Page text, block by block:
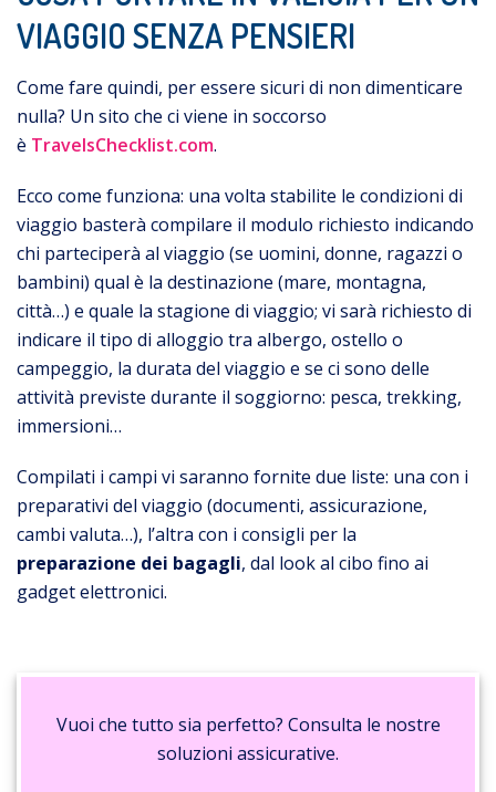
VIAGGIO SENZA PENSIERI
Come fare quindi, per essere sicuri di non dimenticare
nulla? Un sito che ci viene in soccorso
è TravelsChecklist.com.
Ecco come funziona: una volta stabilite le condizioni di
viaggio basterà compilare il modulo richiesto indicando
chi parteciperà al viaggio (se uomini, donne, ragazzi o
bambini) qual è la destinazione (mare, montagna,
città…) e quale la stagione di viaggio; vi sarà richiesto di
indicare il tipo di alloggio tra albergo, ostello o
campeggio, la durata del viaggio e se ci sono delle
attività previste durante il soggiorno: pesca, trekking,
immersioni…
Compilati i campi vi saranno fornite due liste: una con i
preparativi del viaggio (documenti, assicurazione,
cambi valuta…), l’altra con i consigli per la
preparazione dei bagagli, dal look al cibo fino ai
gadget elettronici.
Vuoi che tutto sia perfetto? Consulta le nostre
soluzioni assicurative.